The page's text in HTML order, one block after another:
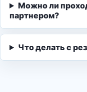
Можно ли
партнером?
Что делать с